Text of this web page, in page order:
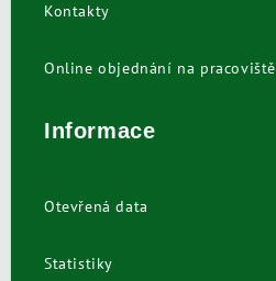
Kontakty
Online objednání na pracoviště
Informace
Otevřená data
Statistiky